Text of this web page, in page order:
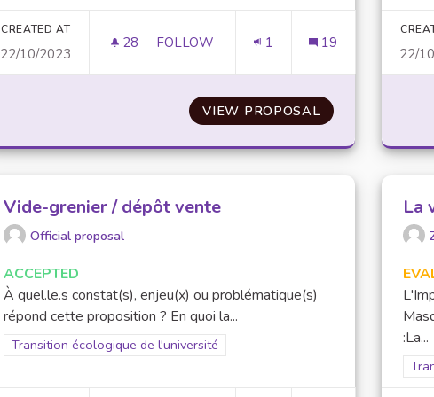
CREATED AT
22/10/2023
28 28 FOLLOWERS
FOLLOW
SECTION TRANSITION ÉCOLOGQUE ET
1 19
VIEW PROPOSALSECTION
22/
Vide-grenier / dépôt vente
Official proposal
ACCEPTED
À quel.le.s constat(s), enjeu(x) ou problématique(s)
répond cette proposition ? En quoi la...
Filter results for scope: Transition écologique de l'université
Transition écologique de l'université
La
:La...